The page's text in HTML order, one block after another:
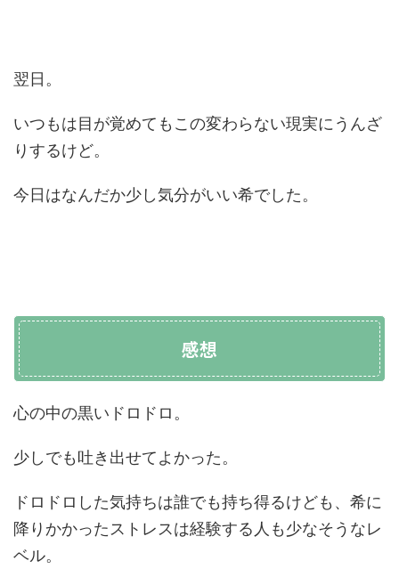
翌日。
いつもは目が覚めてもこの変わらない現実にうんざ
りするけど。
今日はなんだか少し気分がいい希でした。
感想
心の中の黒いドロドロ。
少しでも吐き出せてよかった。
ドロドロした気持ちは誰でも持ち得るけども、希に
降りかかったストレスは経験する人も少なそうなレ
ベル。